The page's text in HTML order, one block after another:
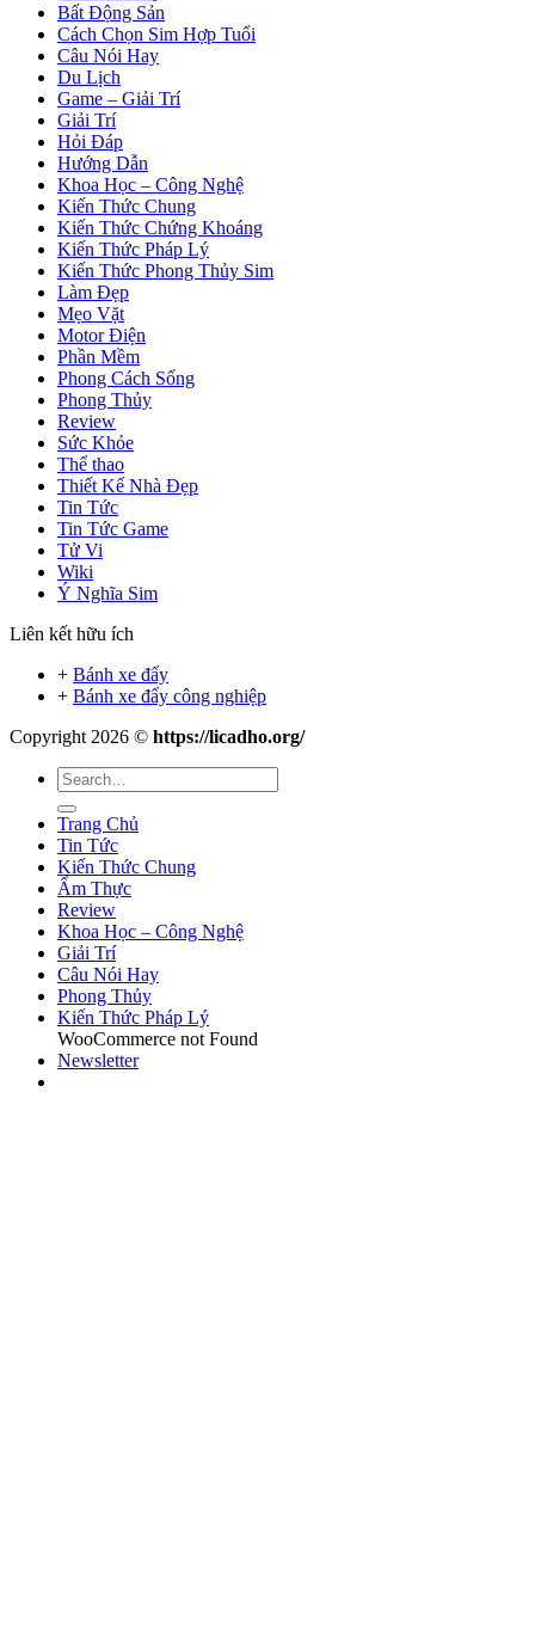
Bất Động Sản
Cách Chọn Sim Hợp Tuổi
Câu Nói Hay
Du Lịch
Game – Giải Trí
Giải Trí
Hỏi Đáp
Hướng Dẫn
Khoa Học – Công Nghệ
Kiến Thức Chung
Kiến Thức Chứng Khoáng
Kiến Thức Pháp Lý
Kiến Thức Phong Thủy Sim
Làm Đẹp
Mẹo Vặt
Motor Điện
Phần Mềm
Phong Cách Sống
Phong Thủy
Review
Sức Khỏe
Thể thao
Thiết Kế Nhà Đẹp
Tin Tức
Tin Tức Game
Tử Vi
Wiki
Ý Nghĩa Sim
Liên kết hữu ích
+ Bánh xe đẩy
+ Bánh xe đẩy công nghiệp
Copyright 2026 © https://licadho.org/
Trang Chủ
Tin Tức
Kiến Thức Chung
Ẩm Thực
Review
Khoa Học – Công Nghệ
Giải Trí
Câu Nói Hay
Phong Thủy
Kiến Thức Pháp Lý
WooCommerce not Found
Newsletter